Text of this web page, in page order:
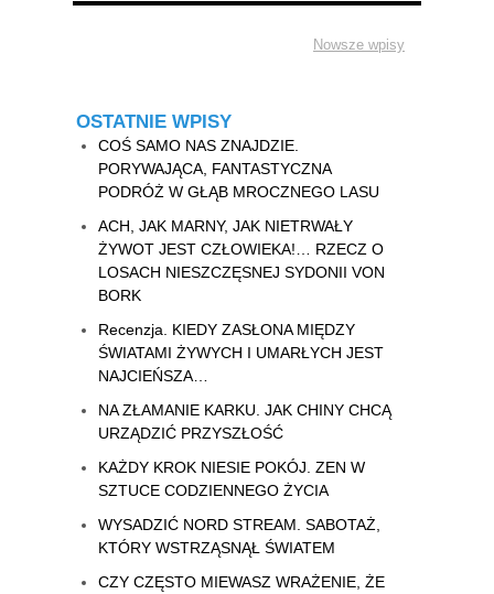
Nowsze wpisy
OSTATNIE WPISY
COŚ SAMO NAS ZNAJDZIE.
PORYWAJĄCA, FANTASTYCZNA
PODRÓŻ W GŁĄB MROCZNEGO LASU
ACH, JAK MARNY, JAK NIETRWAŁY
ŻYWOT JEST CZŁOWIEKA!… RZECZ O
LOSACH NIESZCZĘSNEJ SYDONII VON
BORK
Recenzja. KIEDY ZASŁONA MIĘDZY
ŚWIATAMI ŻYWYCH I UMARŁYCH JEST
NAJCIEŃSZA…
NA ZŁAMANIE KARKU. JAK CHINY CHCĄ
URZĄDZIĆ PRZYSZŁOŚĆ
KAŻDY KROK NIESIE POKÓJ. ZEN W
SZTUCE CODZIENNEGO ŻYCIA
WYSADZIĆ NORD STREAM. SABOTAŻ,
KTÓRY WSTRZĄSNĄŁ ŚWIATEM
CZY CZĘSTO MIEWASZ WRAŻENIE, ŻE